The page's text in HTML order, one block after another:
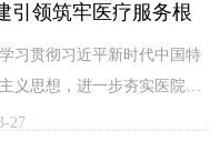
顺利通过，标志着我院分子
得到权威认可，将进一步完
务体系，为患者提供更精
的检验服务。
引领筑牢医疗服务根
京潘家园中西医结合医
习贯彻习近平新时代中国特
义思想，进一步夯实医院党
和党员队伍建设，3月26日下
27